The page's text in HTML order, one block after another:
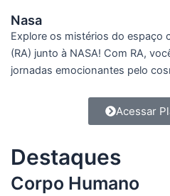
Nasa
Explore os mistérios do espaço
(RA) junto à NASA! Com RA,
jornadas emocionantes pelo
Acessar
Destaques
Corpo Humano